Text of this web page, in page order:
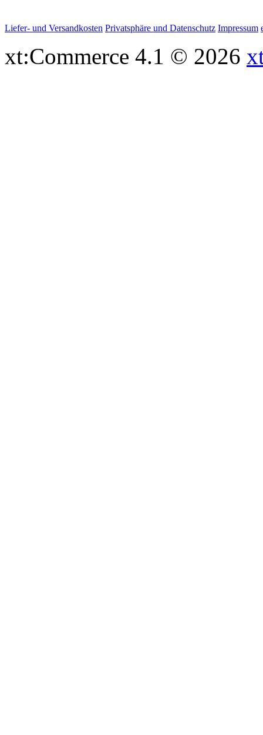
Liefer- und Versandkosten Privatsphäre und Datenschutz Impressum
xt:Commerce 4.1 © 2026